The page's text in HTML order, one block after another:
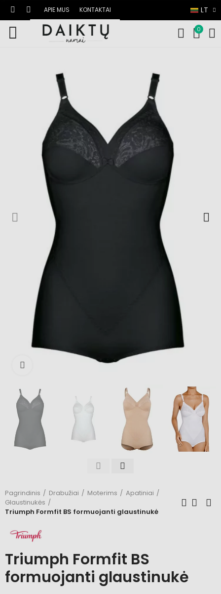
LT
APIE MUS KONTAKTAI
0
Pagrindinis Drabužiai Moterims
Apatiniai
Glaustinukės
Triumph Formfit BS formuojanti glaustinukė
Triumph Formfit BS
formuojanti glaustinukė